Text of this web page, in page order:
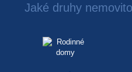
Jaké druhy